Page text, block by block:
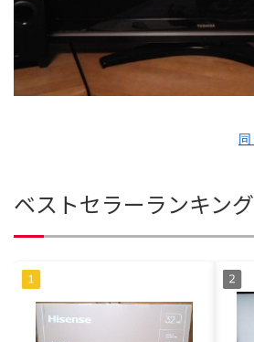
ベストセラーランキン